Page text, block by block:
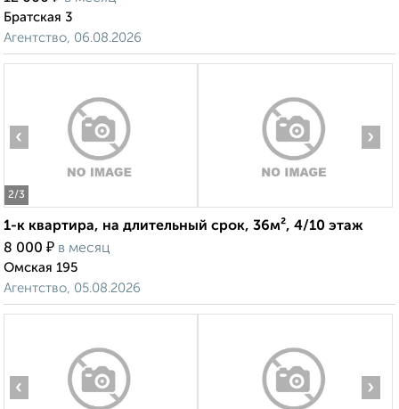
Братская 3
Агентство, 06.08.2026
2/3
‹ ›
1-к квартира, на длительный срок, 36м², 4/10 этаж
8 000 ₽ в месяц
Омская 195
Агентство, 05.08.2026
‹ ›